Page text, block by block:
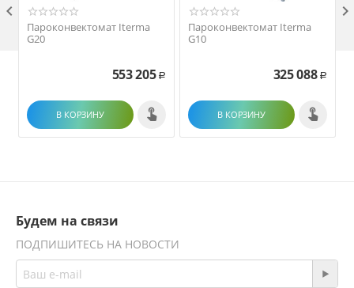
Пароконвектомат Iterma
G20
553 205 Р
В КОРЗИНУ
Пароконвектомат Iterma
G10
325 088 Р
В КОРЗИНУ
 
Будем на связи
ПОДПИШИТЕСЬ НА НОВОСТИ